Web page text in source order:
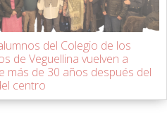
del Colegio de los
de Veguellina vuelven a
más de 30 años después del
centro